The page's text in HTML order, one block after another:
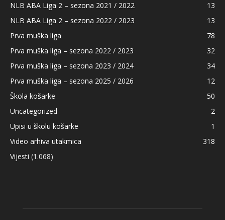
NLB ABA Liga 2 – sezona 2021 / 2022
13
NLB ABA Liga 2 – sezona 2022 / 2023
13
Prva muška liga
78
Prva muška liga – sezona 2022 / 2023
32
Prva muška liga – sezona 2023 / 2024
34
Prva muška liga – sezona 2025 / 2026
12
Škola košarke
50
Uncategorized
2
Upisi u školu košarke
1
Video arhiva utakmica
318
Vijesti (1.068)